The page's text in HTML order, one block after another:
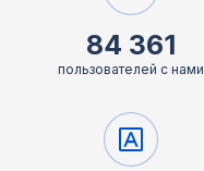
84 361
пользователей с нами